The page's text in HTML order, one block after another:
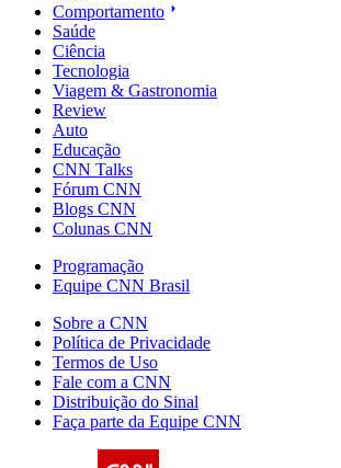
Comportamento
Saúde
Ciência
Tecnologia
Viagem & Gastronomia
Review
Auto
Educação
CNN Talks
Fórum CNN
Blogs CNN
Colunas CNN
Programação
Equipe CNN Brasil
Sobre a CNN
Política de Privacidade
Termos de Uso
Fale com a CNN
Distribuição do Sinal
Faça parte da Equipe CNN